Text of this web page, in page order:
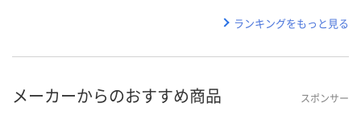
ランキングをもっと見る
メーカーからのおすすめ商品 スポンサー